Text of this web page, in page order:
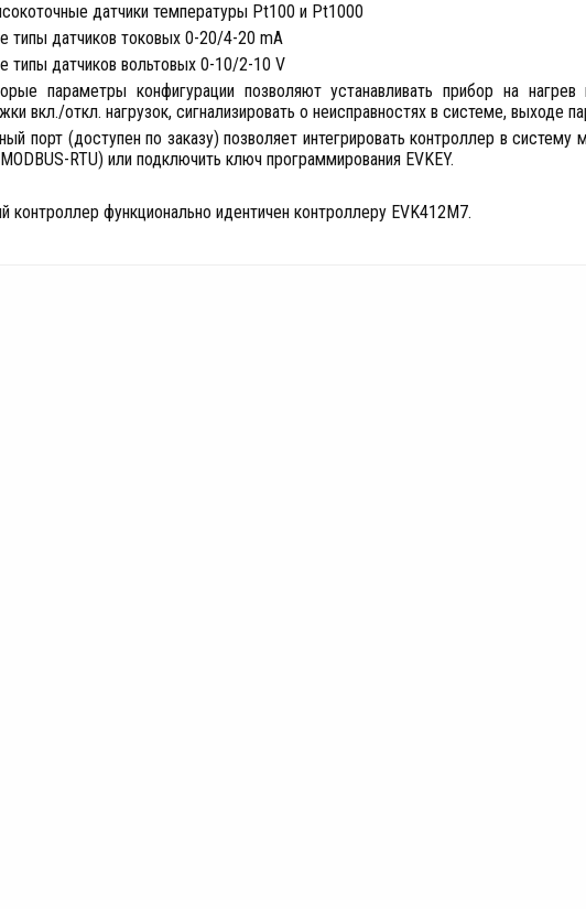
датчики температуры Pt100 и Pt1000
типы датчиков токовых 0-20/4-20 mA
типы датчиков вольтовых 0-10/2-10 V
параметры конфигурации позволяют устанавливать прибор на
вкл./откл. нагрузок, сигнализировать о неисправностях в системе, выходе
порт (доступен по заказу) позволяет интегрировать контроллер в систему
RTU) или подключить ключ программирования EVKEY.
контроллер функционально идентичен контроллеру EVK412M7.